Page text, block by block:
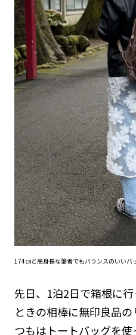
174㎝と高身長な筆者でもバランスのいいバ
先日、1泊2日で箱根に
ときの相棒に無印良品
つもはトートバッグを